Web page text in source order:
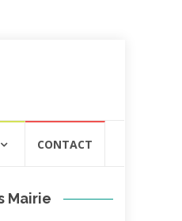
CONTACT
Mairie